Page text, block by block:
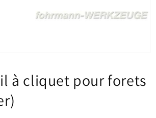
à cliquet pour forets